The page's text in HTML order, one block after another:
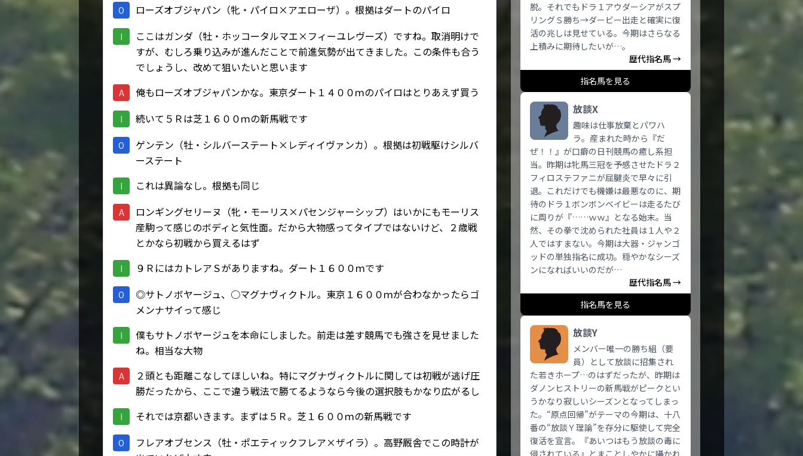
O ローズオブジャパン（牝・パイロ×アエローザ）。根拠はダートのパイロ
I
ここはガンダ（牡・ホッコータルマエ×フィーユレヴーズ）ですね。取消明けで
すが、むしろ乗り込みが進んだことで前進気勢が出てきました。この条件も合う
でしょうし、改めて狙いたいと思います
A 俺もローズオブジャパンかな。東京ダート１４００ｍのパイロはとりあえず買う
I 続いて５Ｒは芝１６００ｍの新馬戦です
O
ゲンテン（牡・シルバーステート×レディイヴァンカ）。根拠は初戦駆けシルバ
ーステート
I これは異論なし。根拠も同じ
A
ロンギングセリーヌ（牝・モーリス×パセンジャーシップ）はいかにもモーリス
産駒って感じのボディと気性面。だから大物感ってタイプではないけど、２歳戦
とかなら初戦から買えるはず
I ９ＲにはカトレアＳがありますね。ダート１６００ｍです
O
◎サトノボヤージュ、○マグナヴィクトル。東京１６００ｍが合わなかったらゴ
メンナサイって感じ
I
僕もサトノボヤージュを本命にしました。前走は差す競馬でも強さを見せました
ね。相当な大物
A
２頭とも距離こなしてほしいね。特にマグナヴィクトルに関しては初戦が逃げ圧
勝だったから、ここで違う戦法で勝てるようなら今後の選択肢もかなり広がるし
I それでは京都いきます。まずは５Ｒ。芝１６００ｍの新馬戦です
O
フレアオブセンス（牡・ポエティックフレア×ザイラ）。高野厩舎でこの時計が
脱。それでもドラ１アウダーシアがスプ
リングＳ勝ち→ダービー出走と確実に復
活の兆しは見せている。今期はさらなる
上積みに期待したいが…。
歴代指名馬 →
指名馬を見る
放談X
趣味は仕事放棄とパワハ
ラ。産まれた時から『だ
ぜ！！』が口癖の日刊競馬の癒し系担
当。昨期は牝馬三冠を予感させたドラ２
フィロステファニが屈腱炎で早々に引
退。これだけでも機嫌は最悪なのに、期
待のドラ１ボンボンベイビーは走るたび
に周りが『……ｗｗ』となる始末。当
然、その拳で沈められた社員は１人や２
人ではすまない。今期は大器・ジャンゴ
ッドの単独指名に成功。穏やかなシーズ
ンになればいいのだが…
歴代指名馬 →
指名馬を見る
放談Y
メンバー唯一の勝ち組（要
員）として放談に招集され
た若きホープ…のはずだったが、昨期は
ダノンヒストリーの新馬戦がピークとい
うかなり寂しいシーズンとなってしまっ
た。“原点回帰”がテーマの今期は、十八
番の“放談Ｙ理論”を存分に駆使して完全
復活を宣言。『あいつはもう放談の毒に
侵されている』とまことしやかに囁かれ